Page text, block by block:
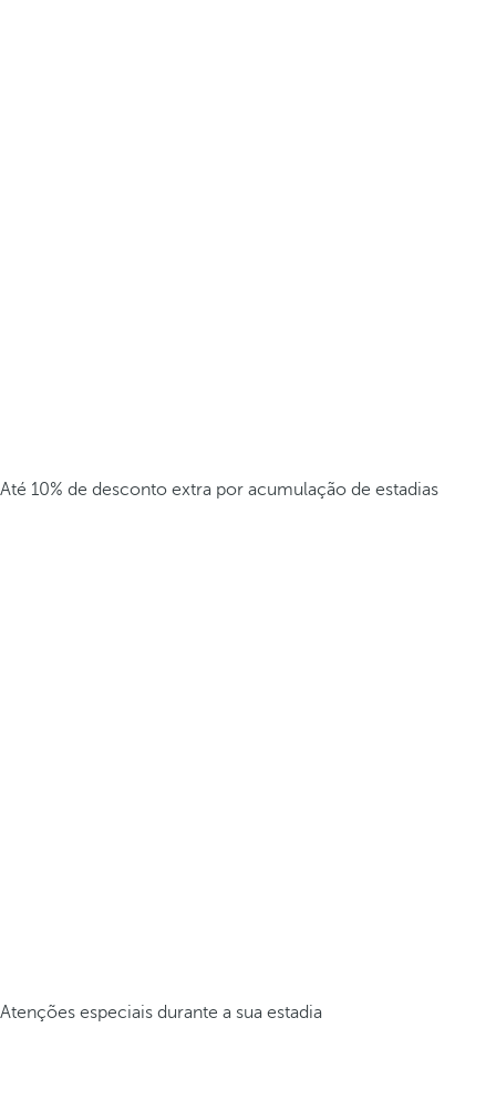
Até 10% de desconto extra por acumulação de estadias
Atenções especiais durante a sua estadia